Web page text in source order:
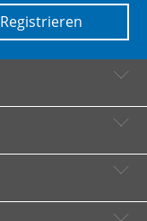
Registrieren